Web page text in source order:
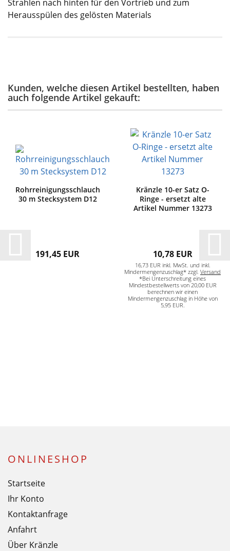
Strahlen nach hinten für den Vortrieb und zum
Herausspülen des gelösten Materials
Kunden, welche diesen Artikel bestellten, haben
auch folgende Artikel gekauft:
Rohrreinigungsschlauch
30 m Stecksystem D12
191,45 EUR
Kränzle 10-er Satz O-
Ringe - ersetzt alte
Artikel Nummer 13273
10,78 EUR
16,73 EUR inkl. MwSt. und inkl.
Mindermengenzuschlag* zzgl. Versand
*Bei Unterschreitung eines
Mindestbestellwerts von 20,00 EUR
berechnen wir einen
Mindermengenzuschlag in Höhe von
5,95 EUR.
ONLINESHOP
Startseite
Ihr Konto
Kontaktanfrage
Anfahrt
Über Kränzle